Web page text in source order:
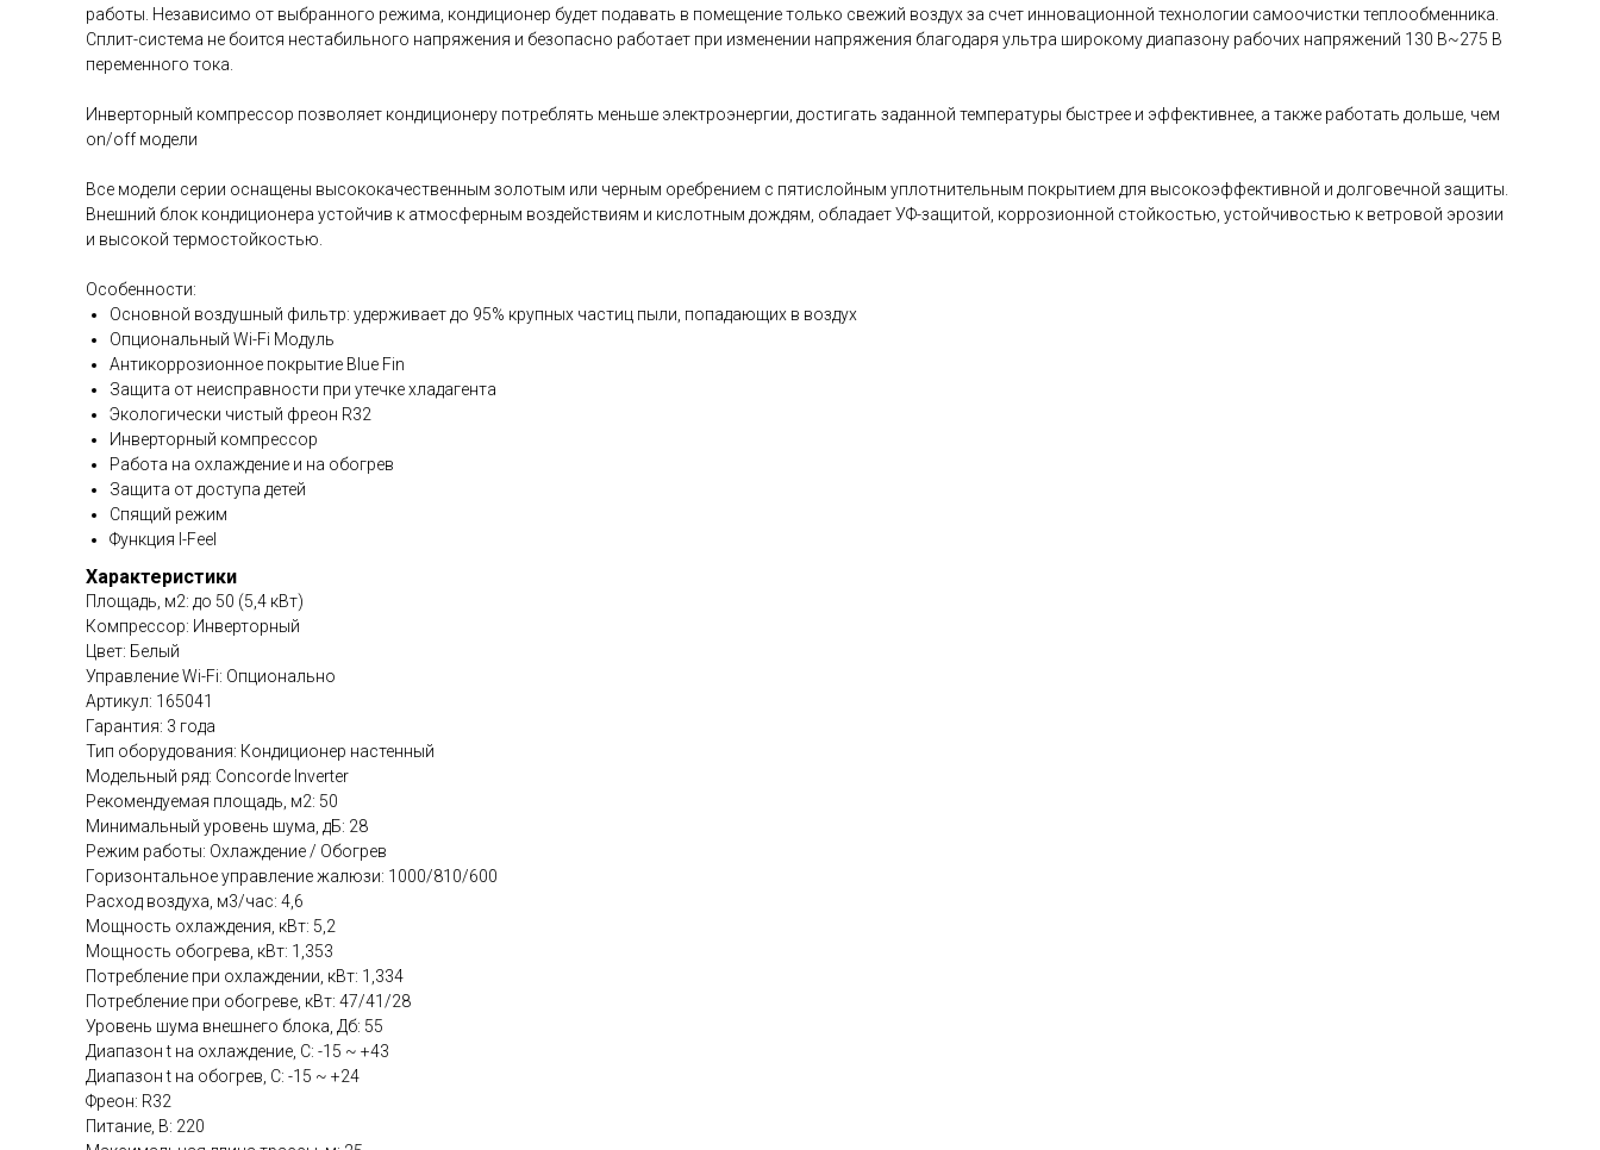
работы. Независимо от выбранного режима, кондиционер будет подавать в помещение только свежий воздух за счет инновационной технологии самоочистки теплообменника.
Сплит-система не боится нестабильного напряжения и безопасно работает при изменении напряжения благодаря ультра широкому диапазону рабочих напряжений 130 В~275 В
переменного тока.
Инверторный компрессор позволяет кондиционеру потреблять меньше электроэнергии, достигать заданной температуры быстрее и эффективнее, а также работать дольше, чем
on/off модели
Все модели серии оснащены высококачественным золотым или черным оребрением с пятислойным уплотнительным покрытием для высокоэффективной и долговечной защиты.
Внешний блок кондиционера устойчив к атмосферным воздействиям и кислотным дождям, обладает УФ-защитой, коррозионной стойкостью, устойчивостью к ветровой эрозии
и высокой термостойкостью.
Особенности:
Основной воздушный фильтр: удерживает до 95% крупных частиц пыли, попадающих в воздух
Опциональный Wi-Fi Модуль
Антикоррозионное покрытие Blue Fin
Защита от неисправности при утечке хладагента
Экологически чистый фреон R32
Инверторный компрессор
Работа на охлаждение и на обогрев
Защита от доступа детей
Спящий режим
Функция I-Feel
Характеристики
Площадь, м2: до 50 (5,4 кВт)
Компрессор: Инверторный
Цвет: Белый
Управление Wi-Fi: Опционально
Артикул: 165041
Гарантия: 3 года
Тип оборудования: Кондиционер настенный
Модельный ряд: Concorde Inverter
Рекомендуемая площадь, м2: 50
Минимальный уровень шума, дБ: 28
Режим работы: Охлаждение / Обогрев
Горизонтальное управление жалюзи: 1000/810/600
Расход воздуха, м3/час: 4,6
Мощность охлаждения, кВт: 5,2
Мощность обогрева, кВт: 1,353
Потребление при охлаждении, кВт: 1,334
Потребление при обогреве, кВт: 47/41/28
Уровень шума внешнего блока, Дб: 55
Диапазон t на охлаждение, C: -15 ~ +43
Диапазон t на обогрев, C: -15 ~ +24
Фреон: R32
Питание, В: 220